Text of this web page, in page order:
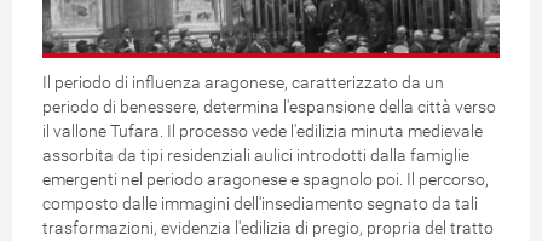
Il periodo di influenza aragonese, caratterizzato da un
periodo di benessere, determina l'espansione della città verso
il vallone Tufara. Il processo vede l'edilizia minuta medievale
assorbita da tipi residenziali aulici introdotti dalla famiglie
emergenti nel periodo aragonese e spagnolo poi. Il percorso,
composto dalle immagini dell'insediamento segnato da tali
trasformazioni, evidenzia l'edilizia di pregio, propria del tratto